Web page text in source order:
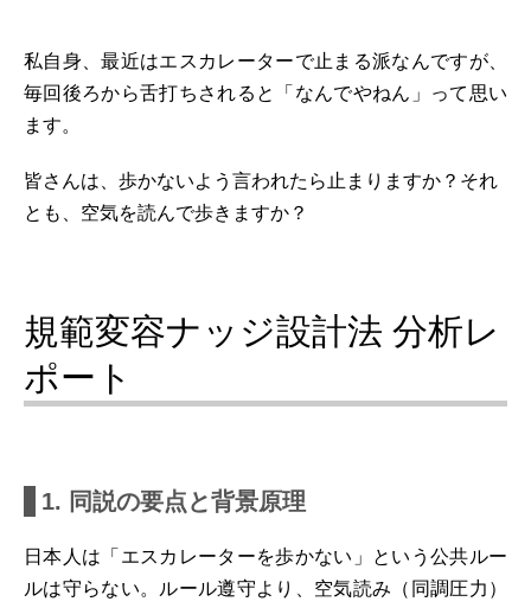
私自身、最近はエスカレーターで止まる派なんですが、
毎回後ろから舌打ちされると「なんでやねん」って思い
ます。
皆さんは、歩かないよう言われたら止まりますか？それ
とも、空気を読んで歩きますか？
規範変容ナッジ設計法 分析レ
ポート
1. 同説の要点と背景原理
日本人は「エスカレーターを歩かない」という公共ルー
ルは守らない。ルール遵守より、空気読み（同調圧力）